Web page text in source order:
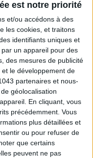
est notre priorité
et/ou accédons à des
les cookies, et traitons
identifiants uniques et
un appareil pour des
des mesures de publicité
le développement de
partenaires et nous-
géolocalisation
En cliquant, vous
précédemment. Vous
plus détaillées et
ou pour refuser de
que certains
peuvent ne pas
L’ÉTÉ
newsletter